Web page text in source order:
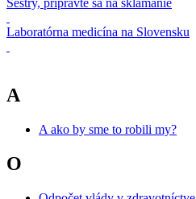
Laboratórna medicína na Slovensku
A
A ako by sme to robili my?
O